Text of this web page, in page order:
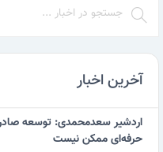
آخرین اخبار
اردشیر سعدمحمدی: توسعه
حرفه‌ای ممکن نیست